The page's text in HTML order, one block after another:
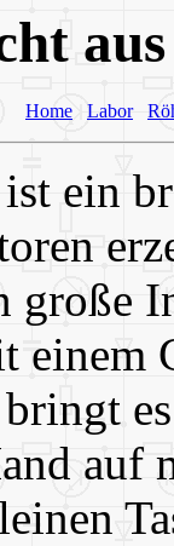
Home Labor
ein
große
auf